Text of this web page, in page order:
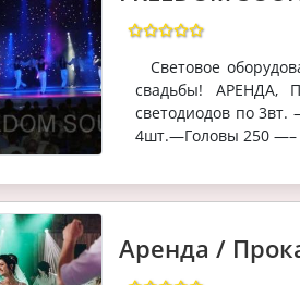
Световое
свадьбы!
светодиодов по
4шт.—Головы 250 —–
Аренда /